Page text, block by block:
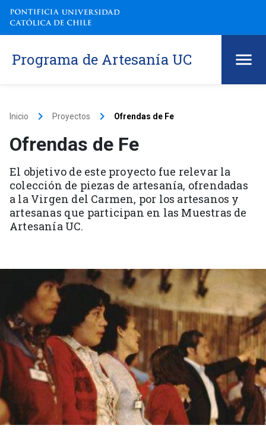
Programa de Artesanía UC
Inicio keyboard_arrow_right Proyectos keyboard_arrow_right Ofrendas de Fe
Ofrendas de Fe
El objetivo de este proyecto fue relevar la
colección de piezas de artesanía, ofrendadas
a la Virgen del Carmen, por los artesanos y
artesanas que participan en las Muestras de
Artesanía UC.